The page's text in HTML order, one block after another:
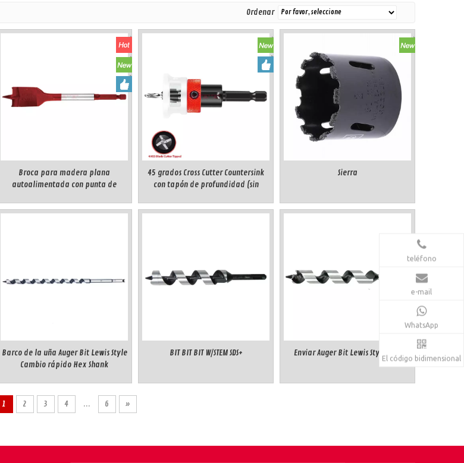
Ordenar
Broca para madera plana
autoalimentada con punta de
45 grados Cross Cutter Countersink
con tapón de profundidad (sin
Sierra
Barco de la uña Auger Bit Lewis Style
Cambio rápido Hex Shank
BIT BIT BIT W/STEM SDS+ Enviar Auger Bit Lewis Style SDS+
1 2 3 4 ... 6 »
teléfono
e-mail
WhatsApp
El código bidimensional